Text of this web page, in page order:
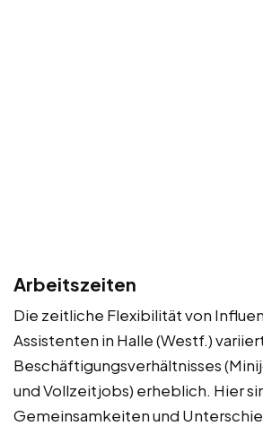
Arbeitszeiten
Die zeitliche Flexibilität von
Assistenten in Halle (Westf.)
Beschäftigungsverhältnisses
und Vollzeitjobs) erheblich. Hier
Gemeinsamkeiten und